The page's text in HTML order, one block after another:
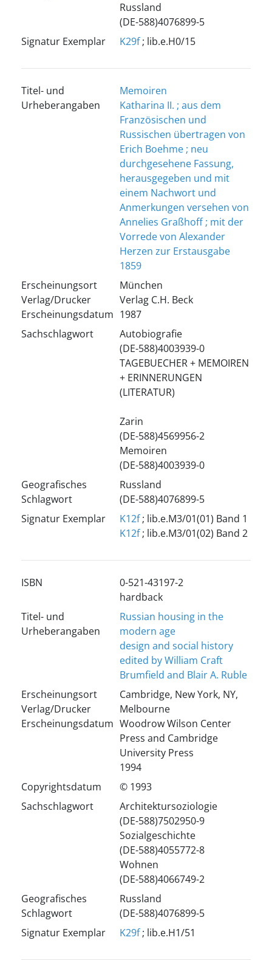
Russland
(DE-588)4076899-5
Signatur Exemplar
K29f; lib.e.H0/15
Titel- und
Urheberangaben
Memoiren
Katharina II. ; aus dem
Französischen und
Russischen übertragen von
Erich Boehme ; neu
durchgesehene Fassung,
herausgegeben und mit
einem Nachwort und
Anmerkungen versehen von
Annelies Graßhoff ; mit der
Vorrede von Alexander
Herzen zur Erstausgabe
1859
Erscheinungsort
Verlag/Drucker
Erscheinungsdatum
München
Verlag C.H. Beck
1987
Sachschlagwort
Autobiografie
(DE-588)4003939-0
TAGEBUECHER + MEMOIREN
+ ERINNERUNGEN
(LITERATUR)
Zarin
(DE-588)4569956-2
Memoiren
(DE-588)4003939-0
Geografisches
Schlagwort
Russland
(DE-588)4076899-5
Signatur Exemplar
K12f; lib.e.M3/01(01) Band 1
K12f; lib.e.M3/01(02) Band 2
ISBN
0-521-43197-2
hardback
Titel- und
Urheberangaben
Russian housing in the
modern age
design and social history
edited by William Craft
Brumfield and Blair A. Ruble
Erscheinungsort
Verlag/Drucker
Erscheinungsdatum
Cambridge, New York, NY,
Melbourne
Woodrow Wilson Center
Press and Cambridge
University Press
1994
Copyrightsdatum
© 1993
Sachschlagwort
Architektursoziologie
(DE-588)7502950-9
Sozialgeschichte
(DE-588)4055772-8
Wohnen
(DE-588)4066749-2
Geografisches
Schlagwort
Russland
(DE-588)4076899-5
Signatur Exemplar
K29f; lib.e.H1/51